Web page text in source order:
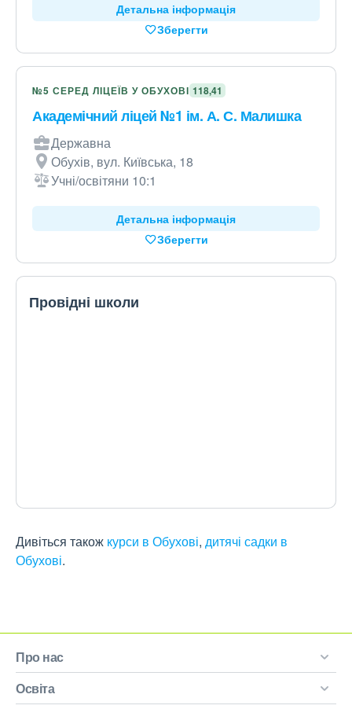
Детальна інформація
Зберегти
№5 СЕРЕД ЛІЦЕЇВ У ОБУХОВІ 118,41
Академічний ліцей №1 ім. А. С. Малишка
Державна
Обухів, вул. Київська, 18
Учні/освітяни 10:1
Детальна інформація
Зберегти
Провідні школи
Дивіться також курси в Обухові, дитячі садки в
Обухові.
Про нас
Освіта